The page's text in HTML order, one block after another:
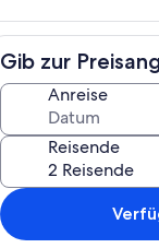
Gib zur
Anreise
Reisende